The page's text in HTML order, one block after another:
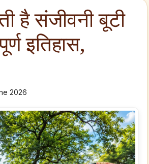
है संजीवनी बूटी
इतिहास,
2026